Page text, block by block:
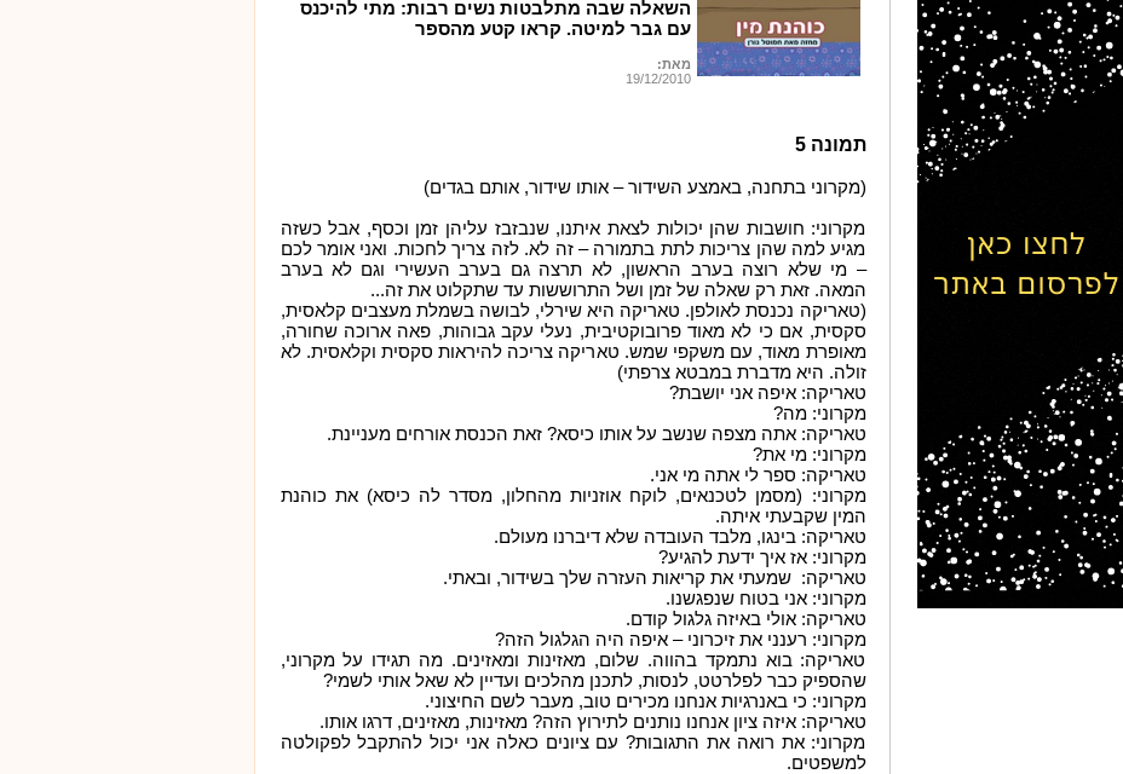
השאלה שבה מתלבטות נשים רבות: מתי להיכנס
עם גבר למיטה. קראו קטע מהספר
מאת:
19/12/2010
תמונה 5
(מקרוני בתחנה, באמצע השידור – אותו שידור, אותם בגדים)
מקרוני: חושבות שהן יכולות לצאת איתנו, שנבזבז עליהן זמן וכסף, אבל כשזה
מגיע למה שהן צריכות לתת בתמורה – זה לא. לזה צריך לחכות. ואני אומר לכם
– מי שלא רוצה בערב הראשון, לא תרצה גם בערב העשירי וגם לא בערב
המאה. זאת רק שאלה של זמן ושל התרוששות עד שתקלוט את זה...
(טאריקה נכנסת לאולפן. טאריקה היא שירלי, לבושה בשמלת מעצבים קלאסית,
סקסית, אם כי לא מאוד פרובוקטיבית, נעלי עקב גבוהות, פאה ארוכה שחורה,
מאופרת מאוד, עם משקפי שמש. טאריקה צריכה להיראות סקסית וקלאסית. לא
זולה. היא מדברת במבטא צרפתי)
טאריקה: איפה אני יושבת?
מקרוני: מה?
טאריקה: אתה מצפה שנשב על אותו כיסא? זאת הכנסת אורחים מעניינת.
מקרוני: מי את?
טאריקה: ספר לי אתה מי אני.
מקרוני: (מסמן לטכנאים, לוקח אוזניות מהחלון, מסדר לה כיסא) את כוהנת
המין שקבעתי איתה.
טאריקה: בינגו, מלבד העובדה שלא דיברנו מעולם.
מקרוני: אז איך ידעת להגיע?
טאריקה: שמעתי את קריאות העזרה שלך בשידור, ובאתי.
מקרוני: אני בטוח שנפגשנו.
טאריקה: אולי באיזה גלגול קודם.
מקרוני: רענני את זיכרוני – איפה היה הגלגול הזה?
טאריקה: בוא נתמקד בהווה. שלום, מאזינות ומאזינים. מה תגידו על מקרוני,
שהספיק כבר לפלרטט, לנסות, לתכנן מהלכים ועדיין לא שאל אותי לשמי?
מקרוני: כי באנרגיות אנחנו מכירים טוב, מעבר לשם החיצוני.
טאריקה: איזה ציון אנחנו נותנים לתירוץ הזה? מאזינות, מאזינים, דרגו אותו.
מקרוני: את רואה את התגובות? עם ציונים כאלה אני יכול להתקבל לפקולטה
למשפטים.